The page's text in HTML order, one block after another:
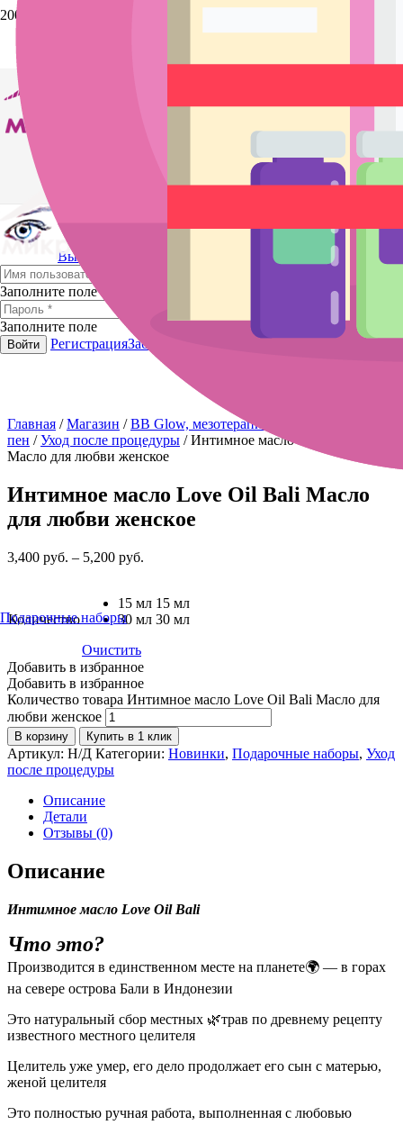
Подарочные наборы
Выйти
Заполните поле
Заполните поле
Войти РегистрацияЗабыли пароль?
Главная /Магазин /BB Glow, мезотерапия, гиалурон
пен /Уход после процедуры / Интимное масло Love Oil Bali
Масло для любви женское
Интимное масло Love Oil Bali Масло
для любви женское
3,400 руб. – 5,200 руб.
Количество
15 мл 15 мл
30 мл 30 мл
Очистить
Добавить в избранное
Добавить в избранное
Количество товара Интимное масло Love Oil Bali Масло для
любви женское
В корзину Купить в 1 клик
Артикул: Н/Д Категории: Новинки, Подарочные наборы, Уход
после процедуры
Описание
Детали
Отзывы (0)
Описание
Интимное масло Love Oil Bali
Что это?
Производится в единственном месте на планете🌍 — в горах
на севере острова Бали в Индонезии
Это натуральный сбор местных 🌿трав по древнему рецепту
известного местного целителя
Целитель уже умер, его дело продолжает его сын с матерью,
женой целителя
Это полностью ручная работа, выполненная с любовью